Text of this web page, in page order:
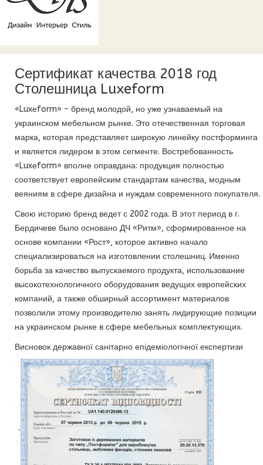
Сертификат качества 2018 год
Столешница Luxeform
«Luxеform» – бренд молодой, но уже узнаваемый на
украинском мебельном рынке. Это отечественная торговая
марка, которая представляет широкую линейку постформинга
и является лидером в этом сегменте. Востребованность
«Luxеform» вполне оправдана: продукция полностью
соответствует европейским стандартам качества, модным
веяниям в сфере дизайна и нуждам современного покупателя.
Свою историю бренд ведет с 2002 года. В этот период в г.
Бердичеве было основано ДЧ «Ритм», сформированное на
основе компании «Рост», которое активно начало
специализироваться на изготовлении столешниц. Именно
борьба за качество выпускаемого продукта, использование
высокотехнологичного оборудования ведущих европейских
компаний, а также обширный ассортимент материалов
позволили этому производителю занять лидирующие позиции
на украинском рынке в сфере мебельных комплектующих.
Висновок державної санітарно епідеміологічної експертизи